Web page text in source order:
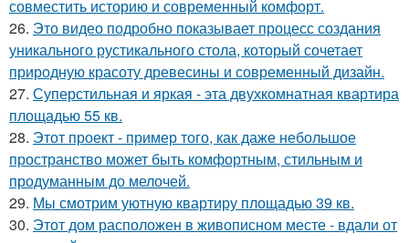
совместить историю и современный комфорт.
26. Это видео подробно показывает процесс создания
уникального рустикального стола, который сочетает
природную красоту древесины и современный дизайн.
27. Суперстильная и яркая - эта двухкомнатная квартира
площадью 55 кв.
28. Этот проект - пример того, как даже небольшое
пространство может быть комфортным, стильным и
продуманным до мелочей.
29. Мы смотрим уютную квартиру площадью 39 кв.
30. Этот дом расположен в живописном месте - вдали от